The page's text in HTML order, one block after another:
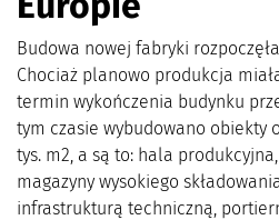
Budowa nowej fabryki
Chociaż planowo produkcja
termin wykończenia budynku
tym czasie wybudowano obiekty
tys. m2, a są to: hala
magazyny wysokiego
infrastrukturą techniczną,